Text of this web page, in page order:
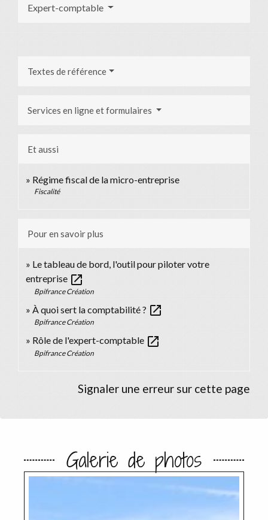
Expert-comptable
Textes de référence
Services en ligne et formulaires
Et aussi
Régime fiscal de la micro-entreprise
Fiscalité
Pour en savoir plus
Le tableau de bord, l'outil pour piloter votre
entreprise open_in_new
Bpifrance Création
À quoi sert la comptabilité ? open_in_new
Bpifrance Création
Rôle de l'expert-comptable open_in_new
Bpifrance Création
Signaler une erreur sur cette page
Galerie de photos